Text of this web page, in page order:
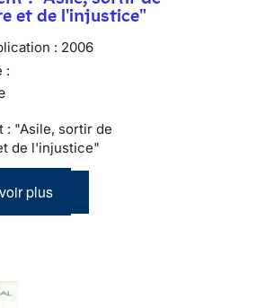
et de l'injustice"
: 2006
:
: "Asile, sortir de
de l'injustice"
plus